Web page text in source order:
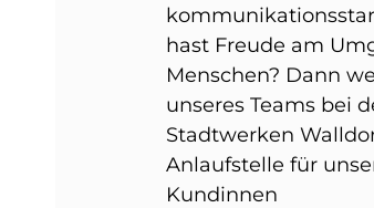
hast Freude am
Menschen? Dann
unseres Teams bei
Stadtwerken
Anlaufstelle für
Kundinnen